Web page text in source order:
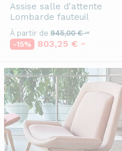
Assise salle d'attente
Lombarde fauteuil
À partir de 945,00 €HT
-15% 803,25 € HT